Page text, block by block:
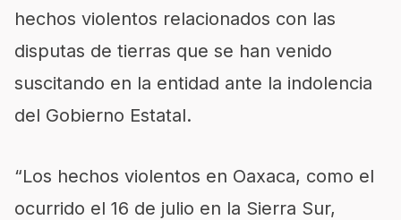
hechos violentos relacionados con las
disputas de tierras que se han venido
suscitando en la entidad ante la indolencia
del Gobierno Estatal.
“Los hechos violentos en Oaxaca, como el
ocurrido el 16 de julio en la Sierra Sur,